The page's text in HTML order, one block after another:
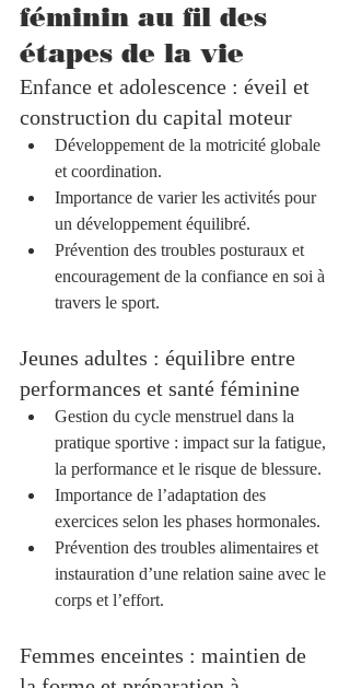
féminin au fil des
étapes de la vie
Enfance et adolescence : éveil et
construction du capital moteur
Développement de la motricité globale
et coordination.
Importance de varier les activités pour
un développement équilibré.
Prévention des troubles posturaux et
encouragement de la confiance en soi à
travers le sport.
Jeunes adultes : équilibre entre
performances et santé féminine
Gestion du cycle menstruel dans la
pratique sportive : impact sur la fatigue,
la performance et le risque de blessure.
Importance de l’adaptation des
exercices selon les phases hormonales.
Prévention des troubles alimentaires et
instauration d’une relation saine avec le
corps et l’effort.
Femmes enceintes : maintien de